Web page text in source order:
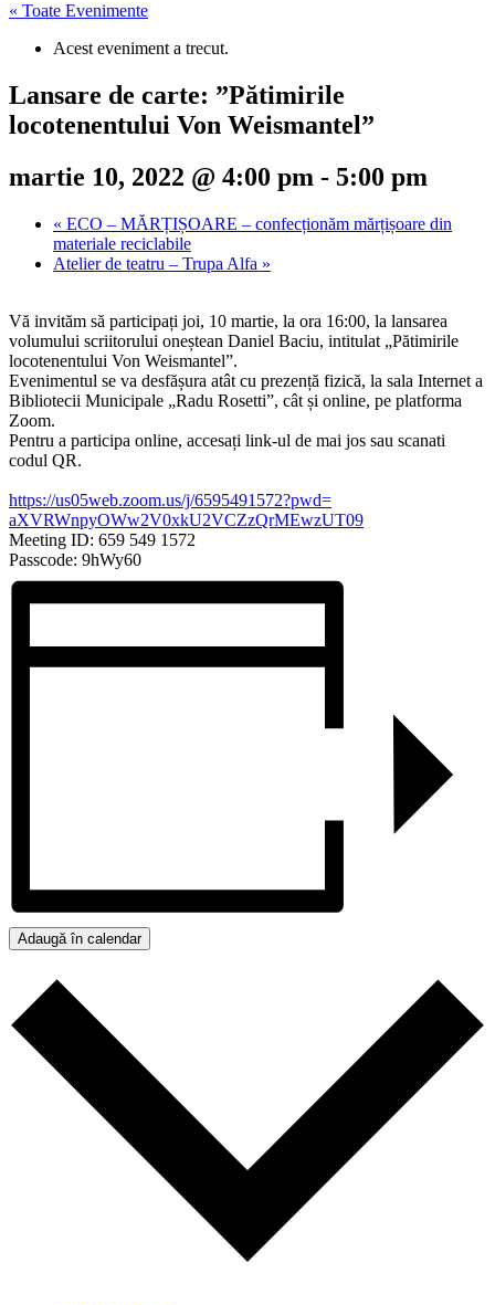
« Toate Evenimente
Acest eveniment a trecut.
Lansare de carte: ”Pătimirile
locotenentului Von Weismantel”
martie 10, 2022 @ 4:00 pm - 5:00 pm
« ECO – MĂRȚIȘOARE – confecționăm mărțișoare din
materiale reciclabile
Atelier de teatru – Trupa Alfa »
Vă invităm să participați joi, 10 martie, la ora 16:00, la lansarea
volumului scriitorului oneștean Daniel Baciu, intitulat „Pătimirile
locotenentului Von Weismantel”.
Evenimentul se va desfășura atât cu prezență fizică, la sala Internet a
Bibliotecii Municipale „Radu Rosetti”, cât și online, pe platforma
Zoom.
Pentru a participa online, accesați link-ul de mai jos sau scanati
codul QR.
https://us05web.zoom.us/j/6595491572?pwd=
aXVRWnpyOWw2V0xkU2VCZzQrMEwzUT09
Meeting ID: 659 549 1572
Passcode: 9hWy60
Adaugă în calendar